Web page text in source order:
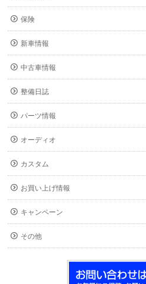
保険
新車情報
中古車情報
整備日誌
パーツ情報
オーディオ
カスタム
お買い上げ情報
キャンペーン
その他